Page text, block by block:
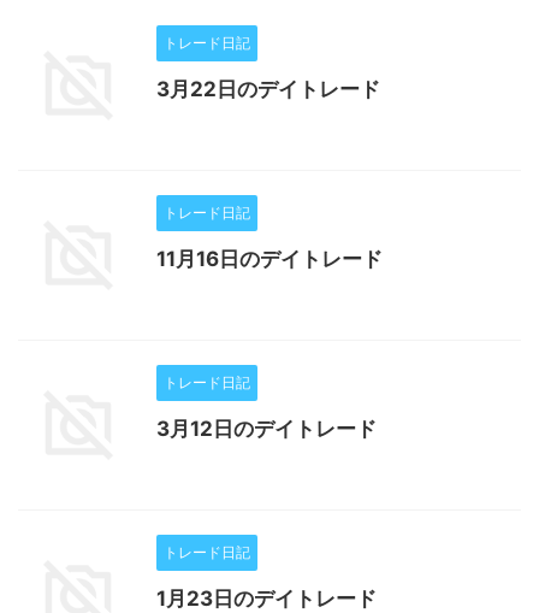
トレード日記
3月22日のデイトレード
トレード日記
11月16日のデイトレード
トレード日記
3月12日のデイトレード
トレード日記
1月23日のデイトレード